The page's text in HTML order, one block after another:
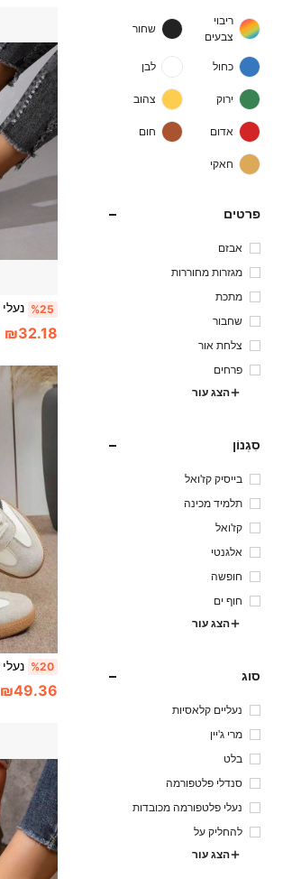
ריבוי
צבעים
שחור
כחול לבן
ירוק צהוב
אדום חום
חאקי
פרטים
אבזם
מגזרות מחוררות
מתכת
שחבור
צלחת אור
פרחים
הצג עור
סִגְנוֹן
בייסיק קז'ואל
תלמיד מכינה
קז'ואל
אלגנטי
חופשה
חוף ים
הצג עור
סוג
נעליים קלאסיות
מרי ג'יין
בלט
סנדלי פלטפורמה
נעלי פלטפורמה מכובדות
להחליק על
הצג עור
%25
₪32.18
%20
₪49.36